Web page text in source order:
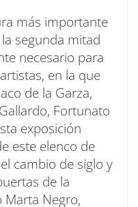
más importante
segunda mitad
necesario para
en la que
de la Garza,
Fortunato
exposición
este elenco de
cambio de siglo y
de la
Marta Negro,